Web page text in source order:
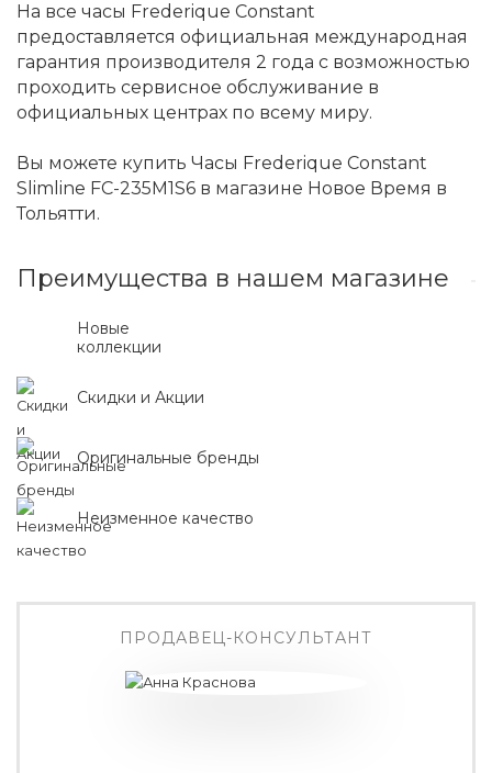
На все часы Frederique Constant
предоставляется официальная международная
гарантия производителя 2 года с возможностью
проходить сервисное обслуживание в
официальных центрах по всему миру.
Вы можете купить Часы Frederique Constant
Slimline FC-235M1S6 в магазине Новое Время в
Тольятти.
Преимущества в нашем магазине
Новые
коллекции
Скидки и Акции
Оригинальные бренды
Неизменное качество
ПРОДАВЕЦ-КОНСУЛЬТАНТ